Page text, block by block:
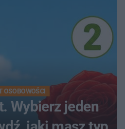
OSOBOWOŚCI
Wybierz jeden